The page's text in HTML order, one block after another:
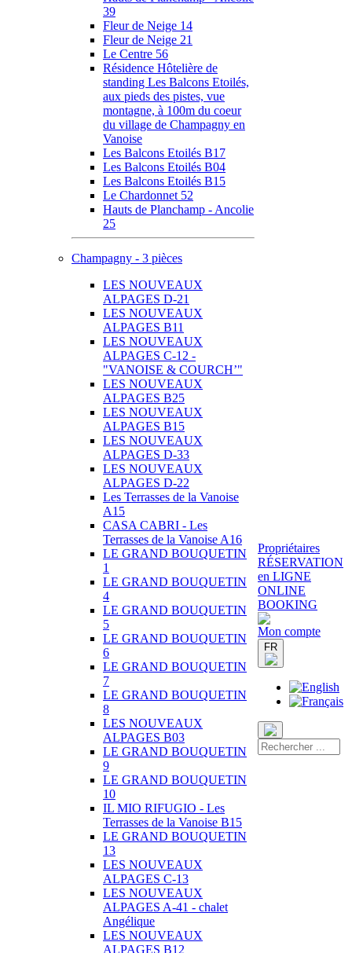
39
Fleur de Neige 14
Fleur de Neige 21
Le Centre 56
Résidence Hôtelière de
standing Les Balcons Etoilés,
aux pieds des pistes, vue
montagne, à 100m du coeur
du village de Champagny en
Vanoise
Les Balcons Etoilés B17
Les Balcons Etoilés B04
Les Balcons Etoilés B15
Le Chardonnet 52
Hauts de Planchamp - Ancolie
25
Champagny - 3 pièces
LES NOUVEAUX
ALPAGES D-21
LES NOUVEAUX
ALPAGES B11
LES NOUVEAUX
ALPAGES C-12 -
"VANOISE & COURCH’"
LES NOUVEAUX
ALPAGES B25
LES NOUVEAUX
ALPAGES B15
LES NOUVEAUX
ALPAGES D-33
LES NOUVEAUX
ALPAGES D-22
Les Terrasses de la Vanoise
A15
CASA CABRI - Les
Terrasses de la Vanoise A16
LE GRAND BOUQUETIN
1
LE GRAND BOUQUETIN
4
LE GRAND BOUQUETIN
5
LE GRAND BOUQUETIN
6
LE GRAND BOUQUETIN
7
LE GRAND BOUQUETIN
8
LES NOUVEAUX
ALPAGES B03
LE GRAND BOUQUETIN
9
LE GRAND BOUQUETIN
10
IL MIO RIFUGIO - Les
Terrasses de la Vanoise B15
LE GRAND BOUQUETIN
13
LES NOUVEAUX
ALPAGES C-13
LES NOUVEAUX
ALPAGES A-41 - chalet
Angélique
LES NOUVEAUX
ALPAGES B12
Propriétaires
RÉSERVATION
en LIGNE
ONLINE
BOOKING
Mon compte
FR